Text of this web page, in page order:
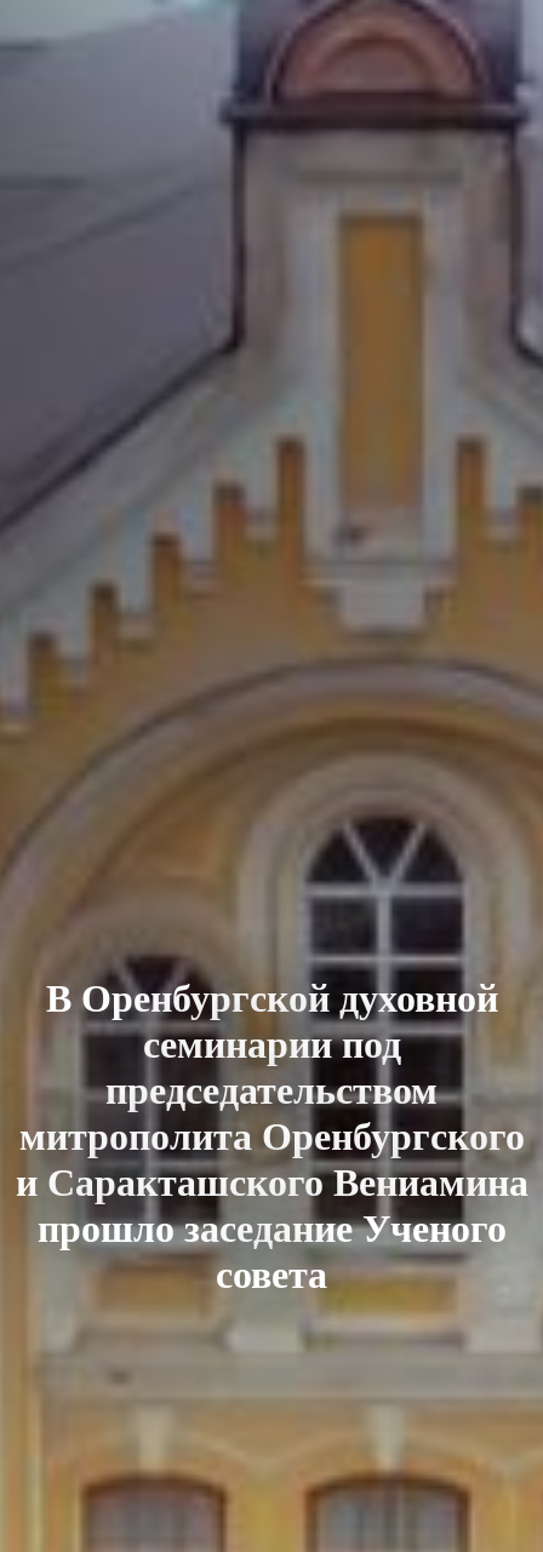
В Оренбургской духовной
семинарии под
председательством
митрополита Оренбургского
и Саракташского Вениамина
прошло заседание Ученого
совета